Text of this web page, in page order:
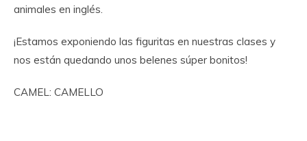
animales en inglés.
¡Estamos exponiendo las figuritas en nuestras clases y
nos están quedando unos belenes súper bonitos!
CAMEL: CAMELLO